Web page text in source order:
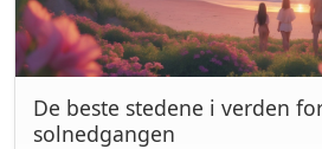
De beste stedene i verden
solnedgangen